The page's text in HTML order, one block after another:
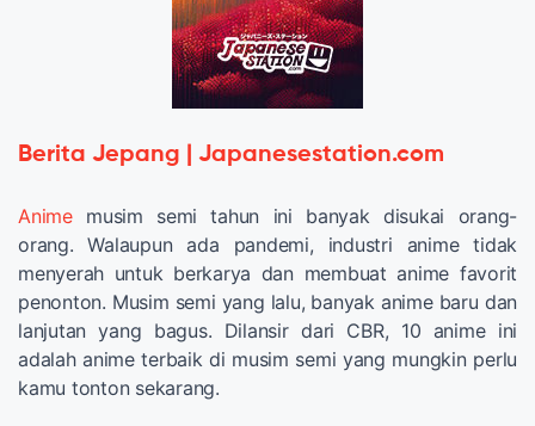
Berita Jepang | Japanesestation.com
Animemusim semi tahun ini banyak disukai orang-
orang. Walaupun ada pandemi, industri anime tidak
menyerah untuk berkarya dan membuat anime favorit
penonton. Musim semi yang lalu, banyak anime baru dan
lanjutan yang bagus. Dilansir dari CBR, 10 anime ini
adalah anime terbaik di musim semi yang mungkin perlu
kamu tonton sekarang.